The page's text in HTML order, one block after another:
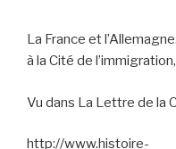
La France et
à la Cité de
Vu dans La Lettre de la
http://www.histoire-